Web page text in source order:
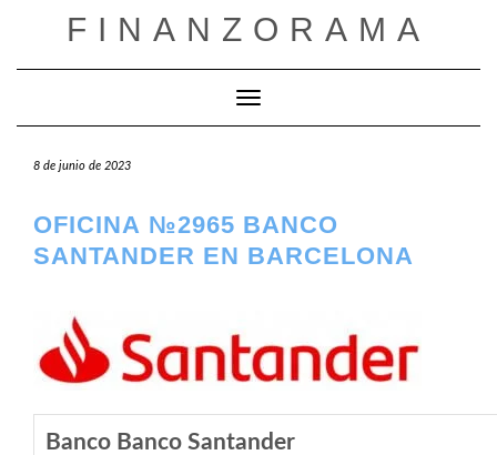
FINANZORAMA
Cambiar modo de navegación
8 de junio de 2023
OFICINA №2965 BANCO
SANTANDER EN BARCELONA
Banco Banco Santander